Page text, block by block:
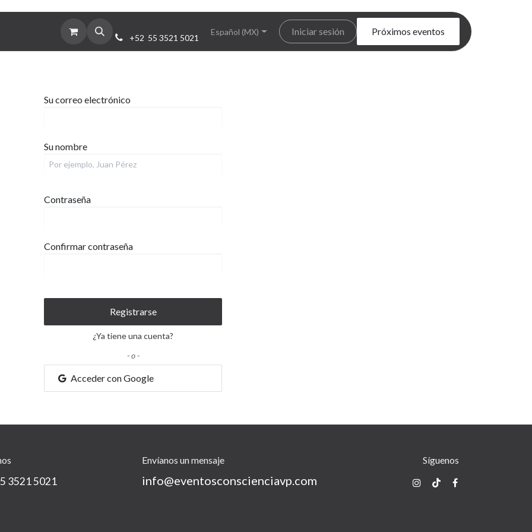
Nosotros Contáctanos
+52 55 3521 5021
Español (MX) Iniciar sesión Próximos eventos
Su correo electrónico
Su nombre
Contraseña
Confirmar contraseña
Registrarse
¿Ya tiene una cuenta?
- o -
Acceder con Google
3521 5021
Envíanos un mensaje
info@eventosconscienciavp.com
Síguenos